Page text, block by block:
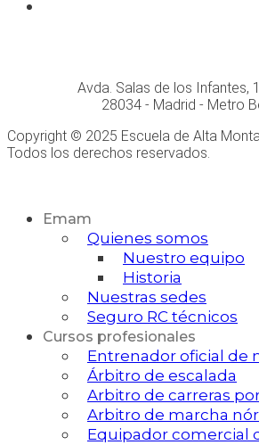
Avda. Salas de los Infantes,
28034 - Madrid - Metro
Copyright © 2025 Escuela de Alta
Todos los derechos reservados.
Emam
Quienes somos
Nuestro equipo
Historia
Nuestras sedes
Seguro RC técnicos
Cursos profesionales
Entrenador oficial de
Árbitro de escalada
Arbitro de carreras
Arbitro de marcha
Equipador comercial